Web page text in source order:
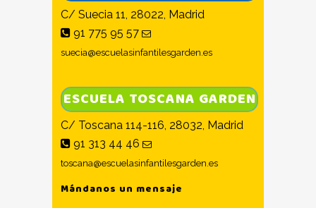
C/ Suecia 11, 28022, Madrid
91 775 95 57
suecia@escuelasinfantilesgarden.es
ESCUELA TOSCANA GARDEN
C/ Toscana 114-116, 28032, Madrid
91 313 44 46
toscana@escuelasinfantilesgarden.es
Mándanos un mensaje